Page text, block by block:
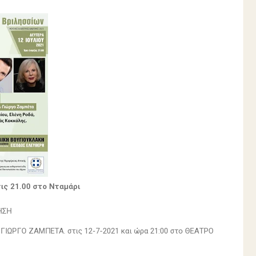
21.00 στο Νταμάρι
ΓΙΩΡΓΟ ΖΑΜΠΕΤΑ. στις 12-7-2021 και ώρα 21:00 στο ΘΕΑΤΡΟ